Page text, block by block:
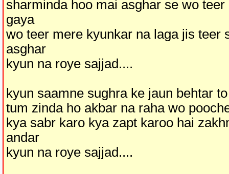
sharminda hoo mai asghar se wo
gaya
wo teer mere kyunkar na laga jis teer
asghar
kyun na roye sajjad....
kyun saamne sughra ke jaun behtar
tum zinda ho akbar na raha wo
kya sabr karo kya zapt karoo hai
andar
kyun na roye sajjad....